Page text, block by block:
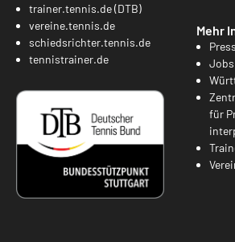
trainer.tennis.de (DTB)
vereine.tennis.de
schiedsrichter.tennis.de
tennistrainer.de
Mehr
Jobs
für